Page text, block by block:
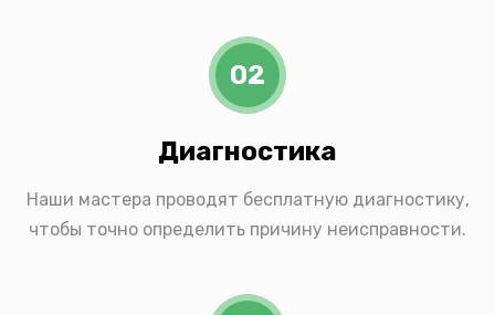
02
Диагностика
Наши мастера проводят бесплатную диагностику,
чтобы точно определить причину неисправности.